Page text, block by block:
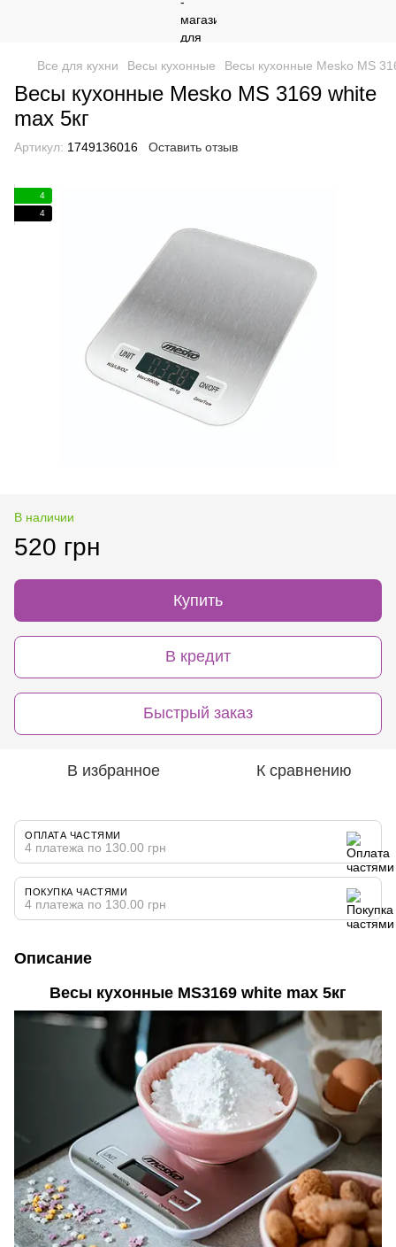
Все для кухни Весы кухонные Весы кухонные Mesko MS
Весы кухонные Mesko MS 3169 white
max 5кг
Артикул: 1749136016 Оставить отзыв
4
4
В наличии
520 грн
Купить
В кредит
Быстрый заказ
В избранное К сравнению
ОПЛАТА ЧАСТЯМИ
4 платежа по 130.00 грн
ПОКУПКА ЧАСТЯМИ
4 платежа по 130.00 грн
Описание
Весы кухонные MS3169 white max 5кг